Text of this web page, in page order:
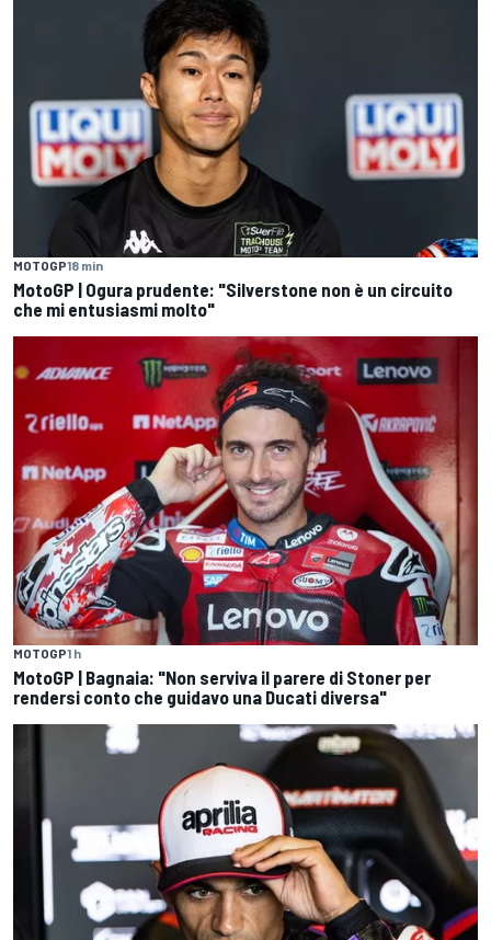
MOTOGP18 min
MotoGP | Ogura prudente: "Silverstone non è un circuito
che mi entusiasmi molto"
MOTOGP1 h
MotoGP | Bagnaia: "Non serviva il parere di Stoner per
rendersi conto che guidavo una Ducati diversa"